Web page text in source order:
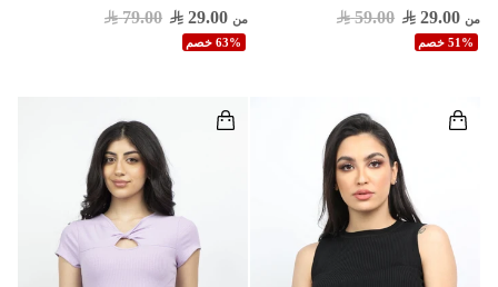
من 29.00
59.00
51% خصم
من 29.00
79.00
63% خصم